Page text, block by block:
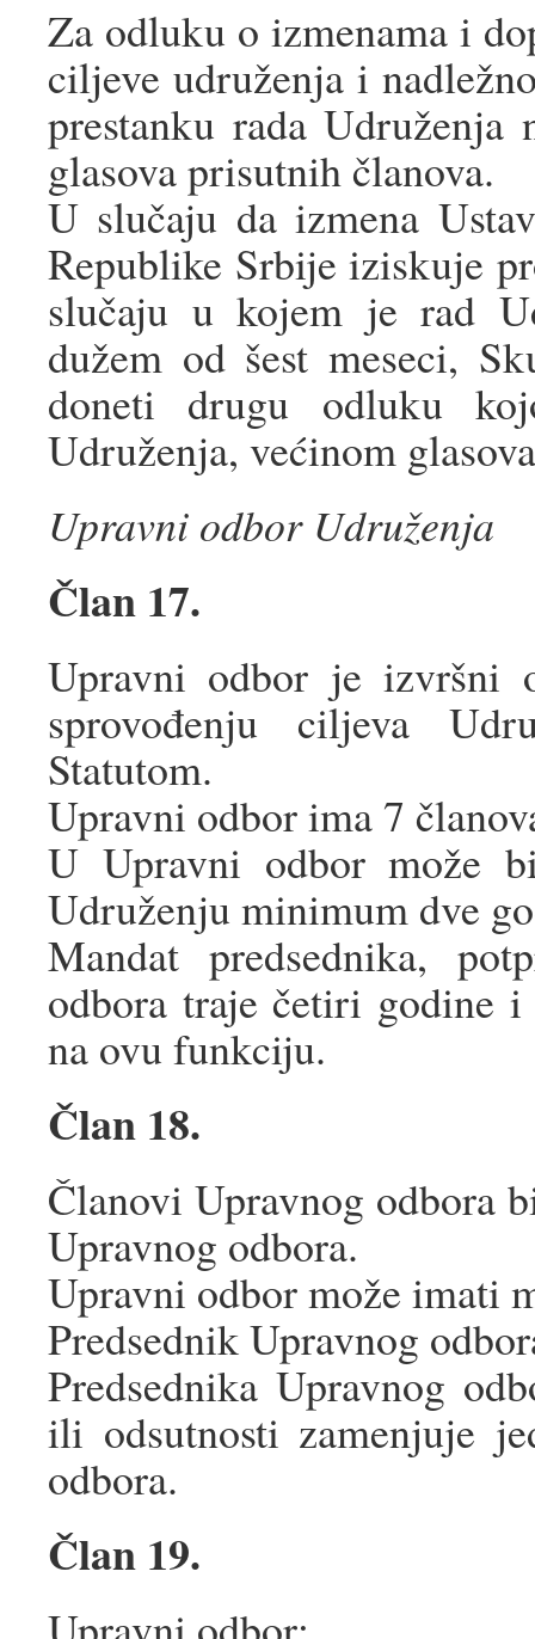
Za odluku o izmenama i
ciljeve udruženja i
prestanku rada Udruženja
glasova prisutnih članova.
U slučaju da izmena
Republike Srbije iziskuje
slučaju u kojem je rad
dužem od šest meseci,
doneti drugu odluku
Udruženja, većinom
Upravni odbor Udruženja
Član 17.
Upravni odbor je izvršni
sprovođenju ciljeva
Statutom.
Upravni odbor ima 7
U Upravni odbor može
Udruženju minimum dve
Mandat predsednika,
odbora traje četiri godine
na ovu funkciju.
Član 18.
Članovi Upravnog odbora
Upravnog odbora.
Upravni odbor može imati
Predsednik Upravnog
Predsednika Upravnog
ili odsutnosti zamenjuje
odbora.
Član 19.